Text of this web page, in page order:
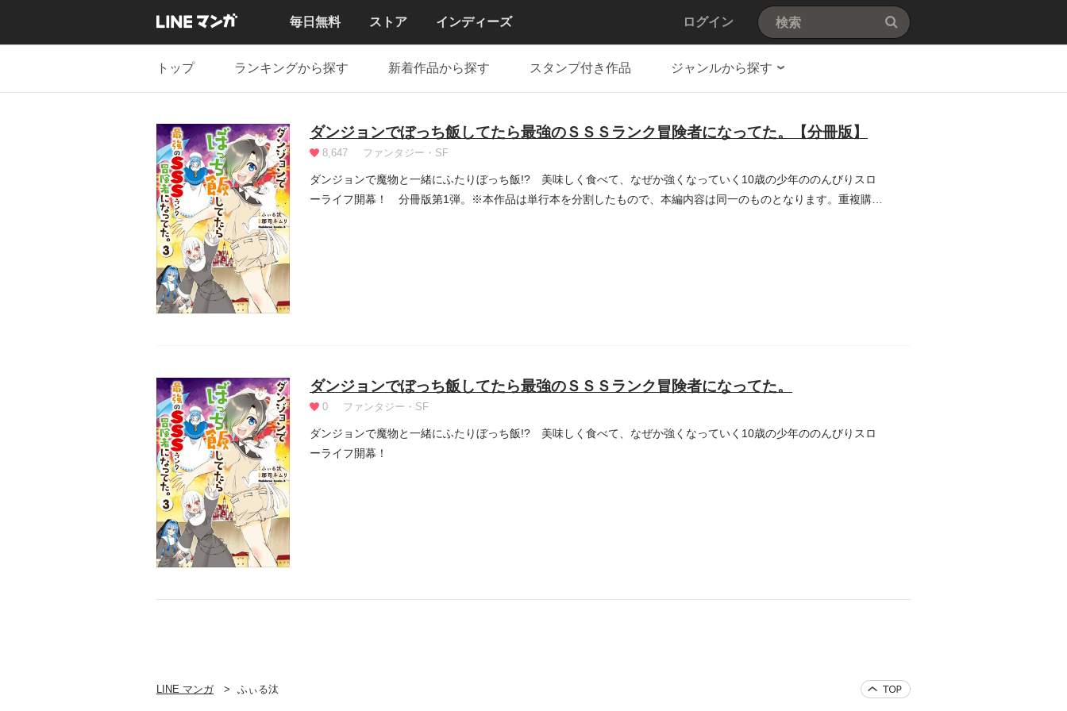
毎日無料 ストア インディーズ ログイン
トップ ランキングから探す 新着作品から探す スタンプ付き作品 ジャンルから探す
ダンジョンでぼっち飯してたら最強のＳＳＳランク冒険者になってた。【分冊版】
8,647 ファンタジー・SF
ダンジョンで魔物と一緒にふたりぼっち飯!? 美味しく食べて、なぜか強くなっていく10歳の少年ののんびりスロ
ーライフ開幕！ 分冊版第1弾。※本作品は単行本を分割したもので、本編内容は同一のものとなります。重複購入
ダンジョンでぼっち飯してたら最強のＳＳＳランク冒険者になってた。
0 ファンタジー・SF
ダンジョンで魔物と一緒にふたりぼっち飯!? 美味しく食べて、なぜか強くなっていく10歳の少年ののんびりスロ
ーライフ開幕！
LINE マンガ ふぃる汰